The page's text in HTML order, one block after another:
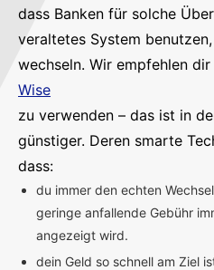
dass Banken für solche
veraltetes System
wechseln. Wir empfehlen
Wise
zu verwenden – das ist in
günstiger. Deren smarte
dass:
du immer den echten
geringe anfallende Gebühr
angezeigt wird.
dein Geld so schnell am Ziel